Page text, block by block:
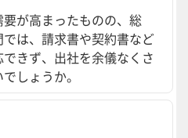
が高まったものの、総
は、請求書や契約書など
きず、出社を余儀なくさ
しょうか。